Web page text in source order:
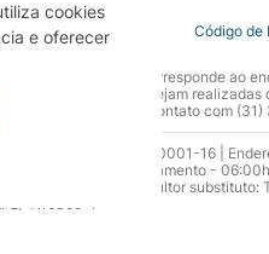
cookies
e oferecerCovid-19 Código de
que o seu site oficial corresponde ao
que não sejam
gentileza entrar em contato com
| CNPJ: 17.256.512.0001-16 |
Horário de funcionamento -
– CRF 52.584 - Consultor
7.16355-1